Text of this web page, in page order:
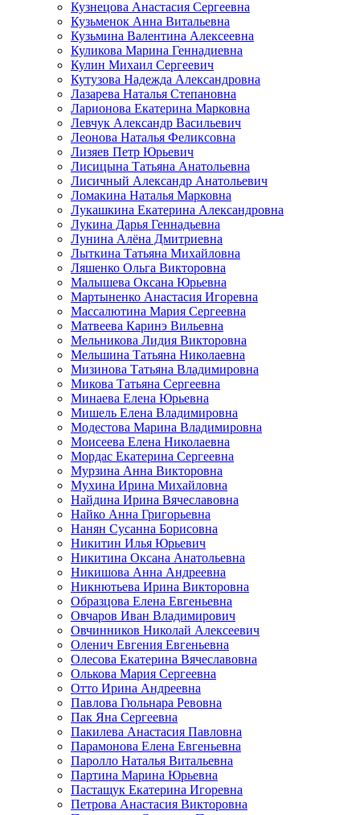
Кузнецова Анастасия Сергеевна
Кузьменок Анна Витальевна
Кузьмина Валентина Алексеевна
Куликова Марина Геннадиевна
Кулин Михаил Сергеевич
Кутузова Надежда Александровна
Лазарева Наталья Степановна
Ларионова Екатерина Марковна
Левчук Александр Васильевич
Леонова Наталья Феликсовна
Лизяев Петр Юрьевич
Лисицына Татьяна Анатольевна
Лисичный Александр Анатольевич
Ломакина Наталья Марковна
Лукашкина Екатерина Александровна
Лукина Дарья Геннадьевна
Лунина Алёна Дмитриевна
Лыткина Татьяна Михайловна
Ляшенко Ольга Викторовна
Малышева Оксана Юрьевна
Мартыненко Анастасия Игоревна
Массалютина Мария Сергеевна
Матвеева Каринэ Вильевна
Мельникова Лидия Викторовна
Мельшина Татьяна Николаевна
Мизинова Татьяна Владимировна
Микова Татьяна Сергеевна
Минаева Елена Юрьевна
Мишель Елена Владимировна
Модестова Марина Владимировна
Моисеева Елена Николаевна
Мордас Екатерина Сергеевна
Мурзина Анна Викторовна
Мухина Ирина Михайловна
Найдина Ирина Вячеславовна
Найко Анна Григорьевна
Нанян Сусанна Борисовна
Никитин Илья Юрьевич
Никитина Оксана Анатольевна
Никишова Анна Андреевна
Никнютьева Ирина Викторовна
Образцова Елена Евгеньевна
Овчаров Иван Владимирович
Овчинников Николай Алексеевич
Оленич Евгения Евгеньевна
Олесова Екатерина Вячеславовна
Олькова Мария Сергеевна
Отто Ирина Андреевна
Павлова Гюльнара Ревовна
Пак Яна Сергеевна
Пакилева Анастасия Павловна
Парамонова Елена Евгеньевна
Паролло Наталья Витальевна
Партина Марина Юрьевна
Пастащук Екатерина Игоревна
Петрова Анастасия Викторовна